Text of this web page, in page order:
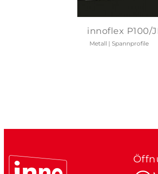
innoflex P100/
Metall | Spannprofile